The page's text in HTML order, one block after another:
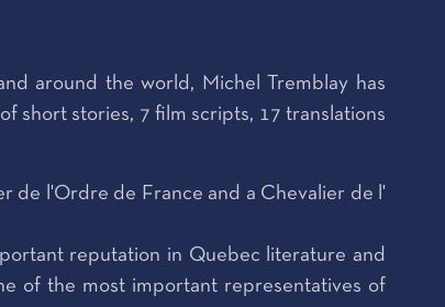
around the world, Michel Tremblay has
short stories, 7 film scripts, 17 translations
de l'Ordre de France and a Chevalier de l'
reputation in Quebec literature and
of the most important representatives of